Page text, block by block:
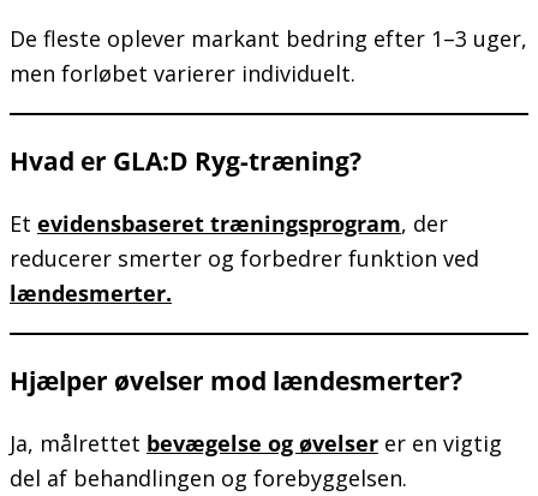
De fleste oplever markant bedring efter 1–3 uger,
men forløbet varierer individuelt.
Hvad er GLA:D Ryg-træning?
Et evidensbaseret træningsprogram, der
reducerer smerter og forbedrer funktion ved
lændesmerter.
Hjælper øvelser mod lændesmerter?
Ja, målrettet bevægelse og øvelser er en vigtig
del af behandlingen og forebyggelsen.